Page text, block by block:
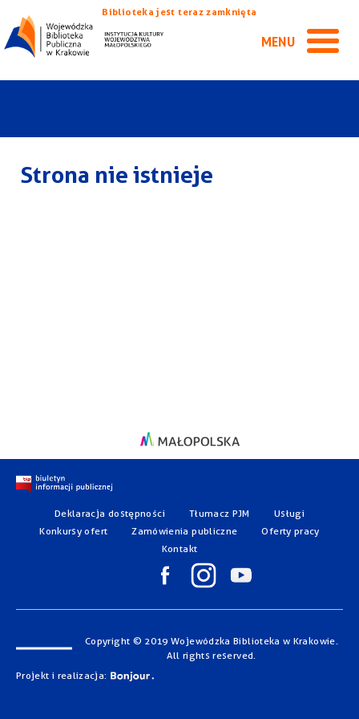
Biblioteka jest teraz zamknięta
MENU
Strona nie istnieje
Deklaracja dostępności Tłumacz PJM
Usługi
Konkursy ofert
Zamówienia publiczne
Oferty pracy
Kontakt
Copyright © 2019 Wojewódzka Biblioteka w Krakowie.
All rights reserved.
Projekt i realizacja: